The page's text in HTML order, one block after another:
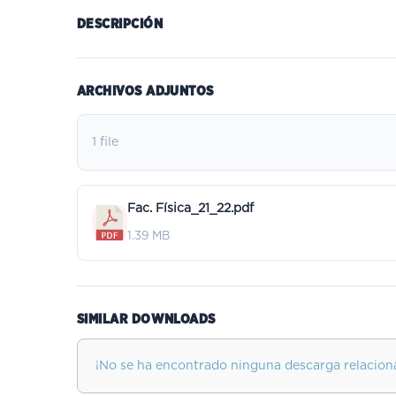
DESCRIPCIÓN
ARCHIVOS ADJUNTOS
1 file
Fac. Física_21_22.pdf
1.39 MB
SIMILAR DOWNLOADS
¡No se ha encontrado ninguna descarga